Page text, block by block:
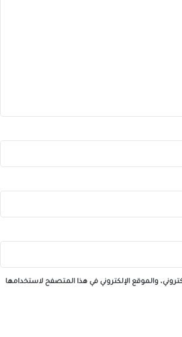
والموقع الإلكتروني في هذا المتصفح لاستخدامها